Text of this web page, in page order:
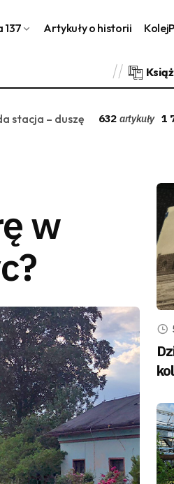
137 Artykuły o historii
stacja – duszę 632 artykuły 1
w